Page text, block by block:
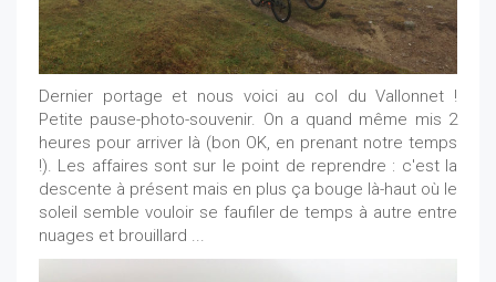
Dernier portage et nous voici au col du Vallonnet !
Petite pause-photo-souvenir. On a quand même mis 2
heures pour arriver là (bon OK, en prenant notre temps
!). Les affaires sont sur le point de reprendre : c'est la
descente à présent mais en plus ça bouge là-haut où le
soleil semble vouloir se faufiler de temps à autre entre
nuages et brouillard ...